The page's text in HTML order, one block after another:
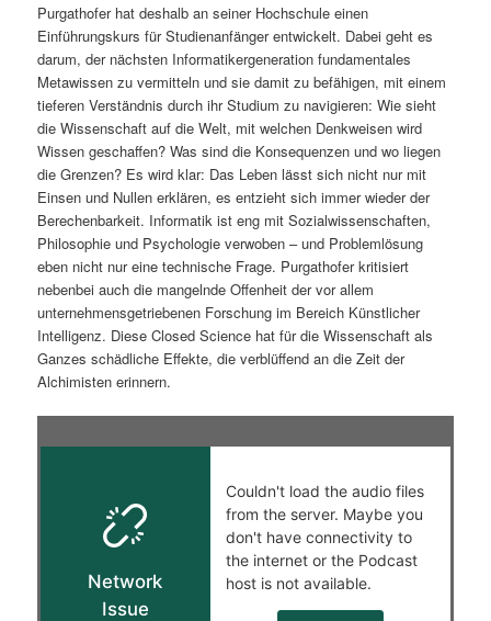
n
Purgathofer hat deshalb an seiner Hochschule einen
Einführungskurs für Studienanfänger entwickelt. Dabei geht es
darum, der nächsten Informatikergeneration fundamentales
Metawissen zu vermitteln und sie damit zu befähigen, mit einem
tieferen Verständnis durch ihr Studium zu navigieren: Wie sieht
die Wissenschaft auf die Welt, mit welchen Denkweisen wird
Wissen geschaffen? Was sind die Konsequenzen und wo liegen
die Grenzen? Es wird klar: Das Leben lässt sich nicht nur mit
Einsen und Nullen erklären, es entzieht sich immer wieder der
Berechenbarkeit. Informatik ist eng mit Sozialwissenschaften,
Philosophie und Psychologie verwoben – und Problemlösung
eben nicht nur eine technische Frage. Purgathofer kritisiert
nebenbei auch die mangelnde Offenheit der vor allem
unternehmensgetriebenen Forschung im Bereich Künstlicher
Intelligenz. Diese Closed Science hat für die Wissenschaft als
Ganzes schädliche Effekte, die verblüffend an die Zeit der
Alchimisten erinnern.